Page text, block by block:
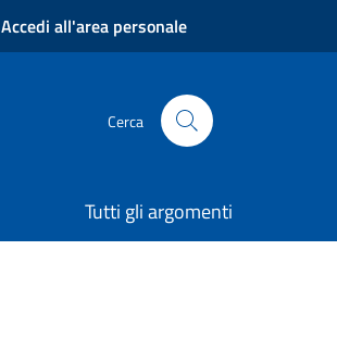
Accedi all'area personale
Cerca
Tutti gli argomenti